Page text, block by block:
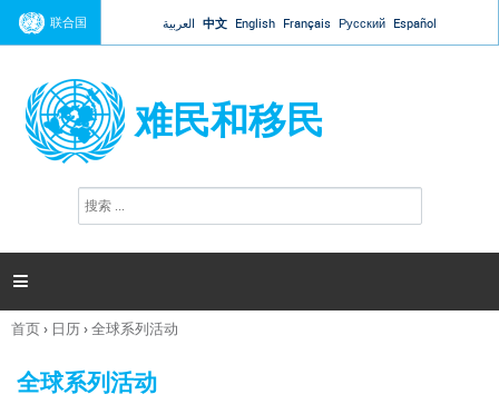
Jump to navigation
联合国 العربية 中文 English Français Русский Español
难民和移民
搜
索

你
这
首页› 日历›全球系列活动
全球系列活动